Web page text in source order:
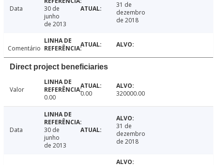
Data
30 de
junho
de 2013
31 de
dezembro
de 2018
Comentário
Direct project beneficiaries
Valor
0.00
0.00 320000.00
Data
30 de
junho
de 2013
31 de
dezembro
de 2018